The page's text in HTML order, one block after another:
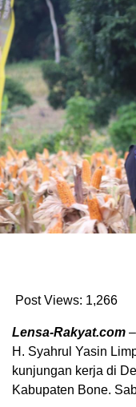
Post Views: 1,266
Lensa-Rakyat.com –
H. Syahrul Yasin
kunjungan kerja di
Kabupaten Bone.